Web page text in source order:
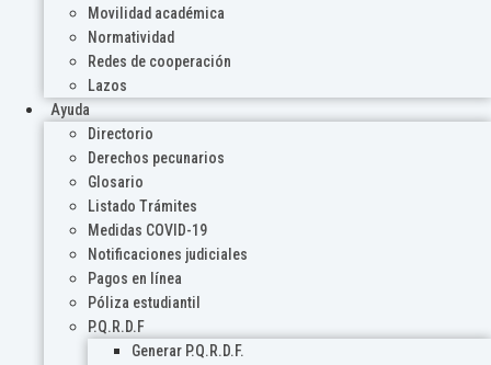
Movilidad académica
Normatividad
Redes de cooperación
Lazos
Ayuda
Directorio
Derechos pecunarios
Glosario
Listado Trámites
Medidas COVID-19
Notificaciones judiciales
Pagos en línea
Póliza estudiantil
P.Q.R.D.F
Generar P.Q.R.D.F.